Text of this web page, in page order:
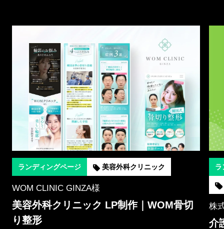
ランディングページ 美容外科クリニック
WOM CLINIC GINZA様
美容外科クリニック LP制作｜WOM骨切
り整形
ラ
株
介